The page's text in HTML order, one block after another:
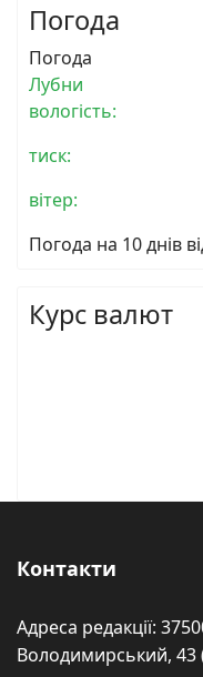
Погода
Погода
Лубни
вологість:
тиск:
вітер:
Погода на 10 днів
Курс валют
Контакти
Адреса редакції:
Володимирський, 43